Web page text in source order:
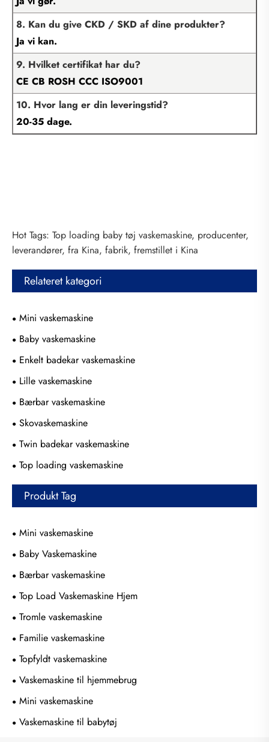
8. Kan du give CKD / SKD af dine produkter?
Ja vi kan.
9. Hvilket certifikat har du?
CE CB ROSH CCC ISO9001
10. Hvor lang er din leveringstid?
20-35 dage.
Hot Tags: Top loading baby tøj vaskemaskine, producenter,
leverandører, fra Kina, fabrik, fremstillet i Kina
Relateret kategori
Mini vaskemaskine
Baby vaskemaskine
Enkelt badekar vaskemaskine
Lille vaskemaskine
Bærbar vaskemaskine
Skovaskemaskine
Twin badekar vaskemaskine
Top loading vaskemaskine
Produkt Tag
Mini vaskemaskine
Baby Vaskemaskine
Bærbar vaskemaskine
Top Load Vaskemaskine Hjem
Tromle vaskemaskine
Familie vaskemaskine
Topfyldt vaskemaskine
Vaskemaskine til hjemmebrug
Mini vaskemaskine
Vaskemaskine til babytøj